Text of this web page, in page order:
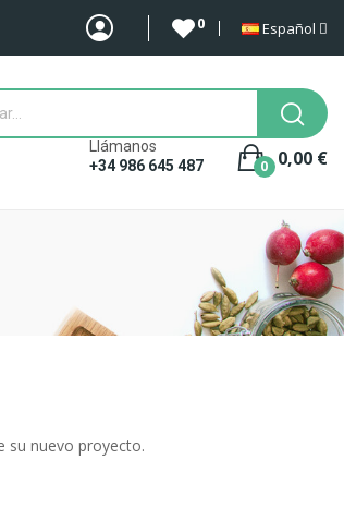
0 Español
Llámanos
+34 986 645 487
0,00 €
0
su nuevo proyecto.